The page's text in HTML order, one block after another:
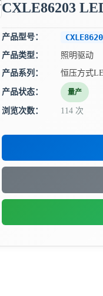
CXLE86203
产品型号：
产品类型：
照明驱动
产品系列：
恒压方式
产品状态： 量产
浏览次数： 114 次